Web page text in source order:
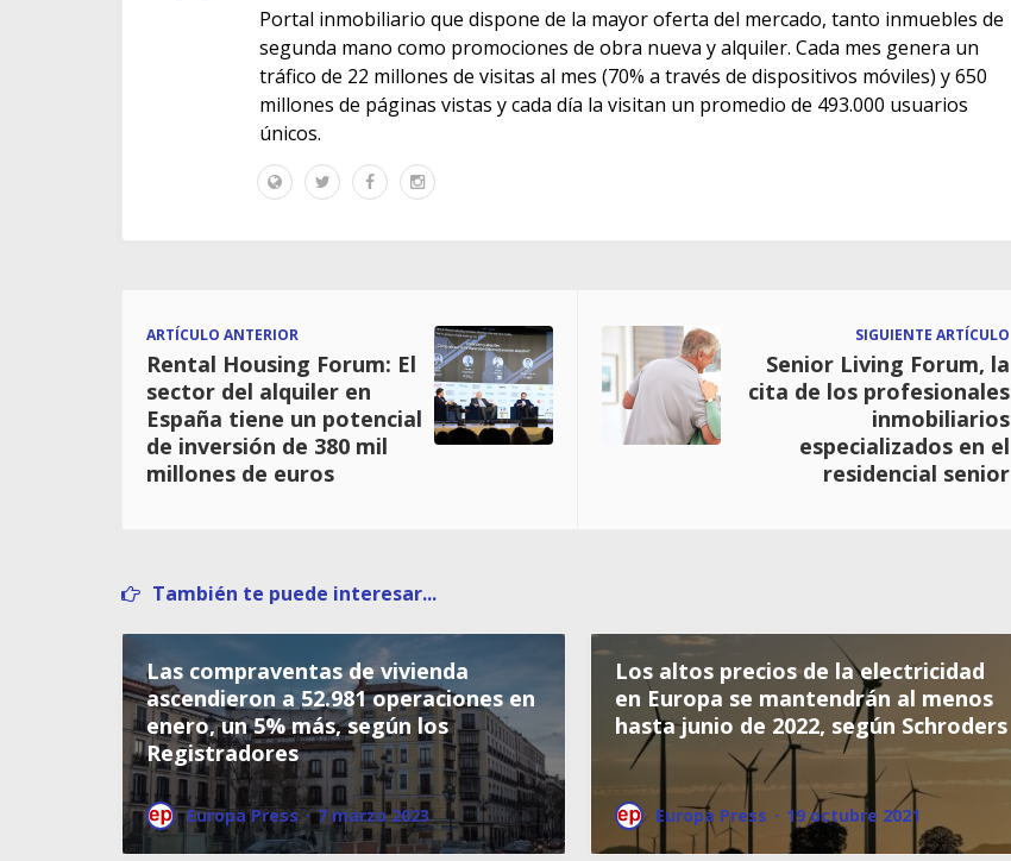
Portal inmobiliario que dispone de la mayor oferta del mercado, tanto inmuebles de
segunda mano como promociones de obra nueva y alquiler. Cada mes genera un
tráfico de 22 millones de visitas al mes (70% a través de dispositivos móviles) y 650
millones de páginas vistas y cada día la visitan un promedio de 493.000 usuarios
únicos.
ARTÍCULO ANTERIOR
Rental Housing Forum: El
sector del alquiler en
España tiene un potencial
de inversión de 380 mil
millones de euros
SIGUIENTE ARTÍCULO
Senior Living Forum, la
cita de los profesionales
inmobiliarios
especializados en el
residencial senior
También te puede interesar...
Las compraventas de vivienda
ascendieron a 52.981 operaciones en
enero, un 5% más, según los
Registradores
Europa Press · 7 marzo 2023
Los altos precios de la electricidad
en Europa se mantendrán al menos
hasta junio de 2022, según Schroders
Europa Press · 19 octubre 2021